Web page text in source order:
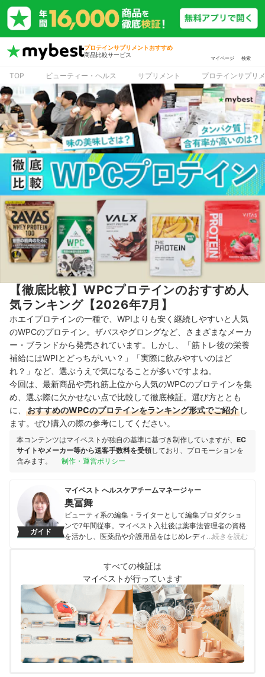
プロテインサプリメントおすすめ
商品比較サービス
マイページ 検索
TOP ビューティー・ヘルス サプリメント プロテインサプリ
【徹底比較】WPCプロテインのおすすめ人
気ランキング【2026年7月】
ホエイプロテインの一種で、WPIよりも安く継続しやすいと人気
のWPCのプロテイン。ザバスやグロングなど、さまざまなメーカ
ー・ブランドから発売されています。しかし、「筋トレ後の栄養
補給にはWPIとどっちがいい？」「実際に飲みやすいのはど
れ？」など、選ぶうえで気になることが多いですよね。
今回は、最新商品や売れ筋上位から人気のWPCのプロテインを集
め、選ぶ際に欠かせない点で比較して徹底検証。選び方ととも
に、
おすすめのWPCのプロテインをランキング形式でご紹介 し
ます。ぜひ購入の際の参考にしてください。
本コンテンツはマイベストが独自の基準に基づき制作していますが、 EC
サイトやメーカー等から送客手数料を受領しており、プロモーションを
含みます。
制作・運営ポリシー
ガイド
マイベスト へルスケアチームマネージャー
奥冨舞
ビューティ系の編集・ライターとして編集プロダクショ
ンで7年間従事。マイベスト入社後は薬事法管理者の資格
を活かし、医薬品や介護用品をはじめレディースインナ
奥冨舞のプロフィール
…続きを読む
すべての検証は
マイベストが行っています